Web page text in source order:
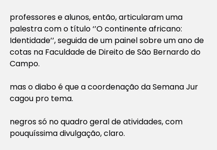
professores e alunos, então, articularam uma
palestra com o título ‘’O continente africano:
Identidade’’, seguida de um painel sobre um ano de
cotas na Faculdade de Direito de São Bernardo do
Campo.
mas o diabo é que a coordenação da Semana Jur
cagou pro tema.
negros só no quadro geral de atividades, com
pouquíssima divulgação, claro.